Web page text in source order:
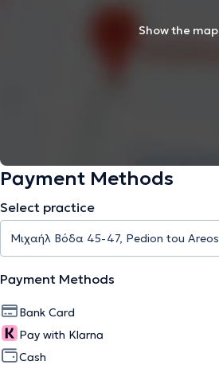
Show the map
Payment Methods
Select practice
Payment Methods
Bank Card
Pay with Klarna
Cash